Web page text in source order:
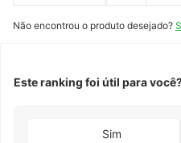
Airmicro｜
Não encontrou o produto desejado?
Este ranking foi útil para
Sim